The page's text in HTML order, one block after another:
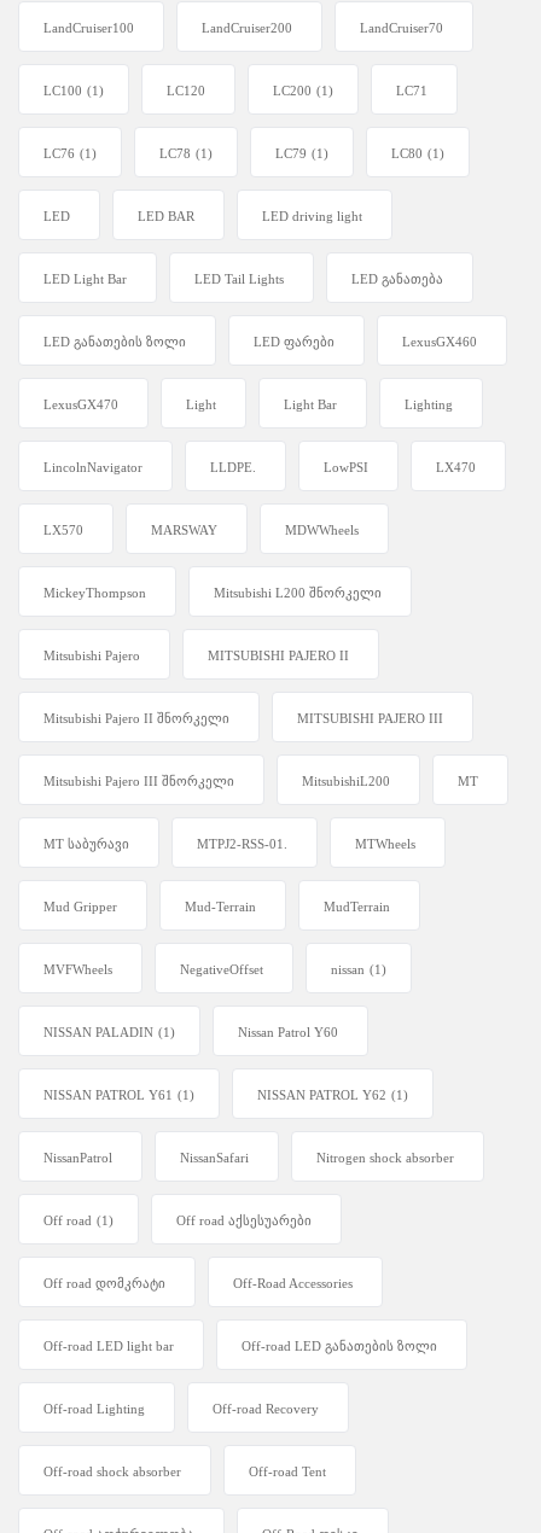
LandCruiser100 LandCruiser200 LandCruiser70
LC100 (1) LC120 LC200 (1) LC71
LC76 (1) LC78 (1) LC79 (1) LC80 (1)
LED LED BAR LED driving light
LED Light Bar LED Tail Lights LED განათება
LED განათების ზოლი LED ფარები LexusGX460
LexusGX470 Light Light Bar Lighting
LincolnNavigator LLDPE. LowPSI LX470
LX570 MARSWAY MDWWheels
MickeyThompson Mitsubishi L200 შნორკელი
Mitsubishi Pajero MITSUBISHI PAJERO II
Mitsubishi Pajero II შნორკელი MITSUBISHI PAJERO III
Mitsubishi Pajero III შნორკელი MitsubishiL200 MT
MT საბურავი MTPJ2-RSS-01. MTWheels
Mud Gripper Mud-Terrain MudTerrain
MVFWheels NegativeOffset nissan (1)
NISSAN PALADIN (1) Nissan Patrol Y60
NISSAN PATROL Y61 (1) NISSAN PATROL Y62 (1)
NissanPatrol NissanSafari Nitrogen shock absorber
Off road (1) Off road აქსესუარები
Off road დომკრატი Off-Road Accessories
Off-road LED light bar Off-road LED განათების ზოლი
Off-road Lighting Off-road Recovery
Off-road shock absorber Off-road Tent